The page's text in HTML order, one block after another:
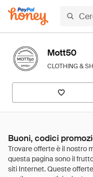
Mott50
CLOTHING &
Buoni, codici